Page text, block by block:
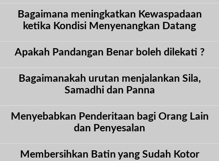
Bagaimana meningkatkan Kewaspadaan
ketika Kondisi Menyenangkan Datang
Apakah Pandangan Benar boleh dilekati ?
Bagaimanakah urutan menjalankan Sila,
Samadhi dan Panna
Menyebabkan Penderitaan bagi Orang Lain
dan Penyesalan
Membersihkan Batin yang Sudah Kotor